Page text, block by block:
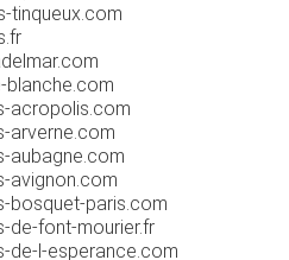
tinqueux.com
blanche.com
acropolis.com
arverne.com
aubagne.com
avignon.com
bosquet-paris.com
de-font-mourier.fr
de-l-esperance.com